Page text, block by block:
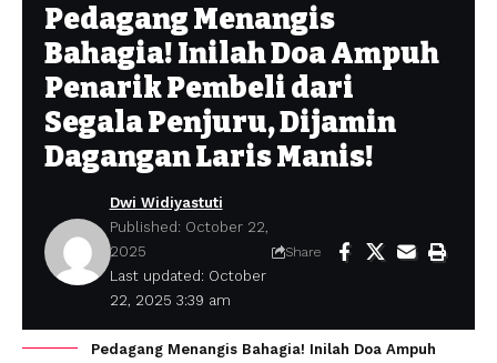
Pedagang Menangis
Bahagia! Inilah Doa Ampuh
Penarik Pembeli dari
Segala Penjuru, Dijamin
Dagangan Laris Manis!
Last updated: October
22, 2025 3:39 am
Dwi Widiyastuti
Published: October 22,
2025
Share
Pedagang Menangis Bahagia! Inilah Doa Ampuh